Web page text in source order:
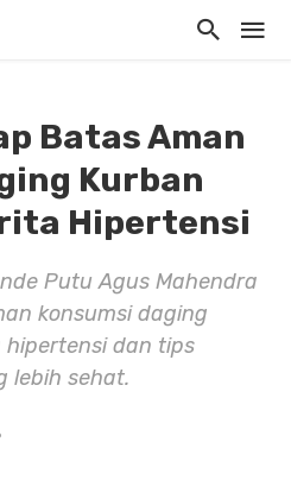
Batas Aman
Kurban
Hipertensi
Putu Agus Mahendra
konsumsi daging
dan tips
lebih sehat.